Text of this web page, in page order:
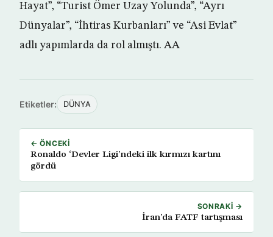
Hayat”, “Turist Ömer Uzay Yolunda”, “Ayrı
Dünyalar”, “İhtiras Kurbanları” ve “Asi Evlat”
adlı yapımlarda da rol almıştı. AA
Etiketler: DÜNYA
← ÖNCEKI
Ronaldo ‘Devler Ligi’ndeki ilk kırmızı kartını
gördü
SONRAKI →
İran’da FATF tartışması